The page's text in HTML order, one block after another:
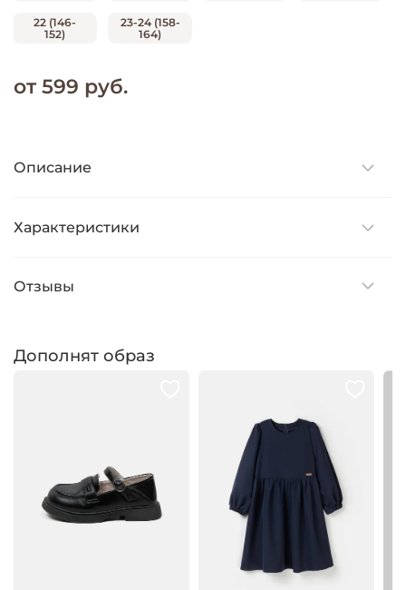
22 (146-
152)
23-24 (158-
164)
от 599 руб.
Описание
Характеристики
Отзывы
Дополнят образ